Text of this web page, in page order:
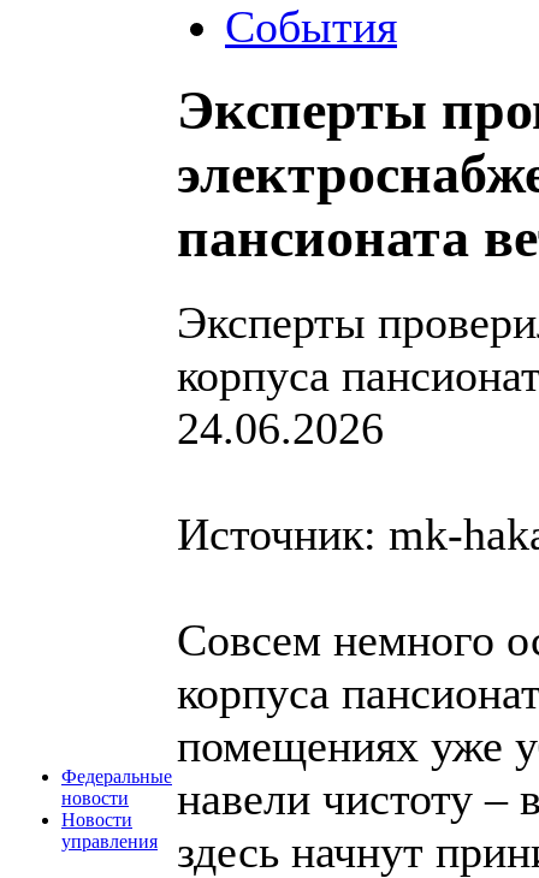
Федеральные
новости
Новости
управления
События
Эксперты
пансионата
Эксперты
корпуса
24.06.2026
Источник: mk-
Совсем немного
корпуса
помещениях уже
навели чистоту –
здесь начнут